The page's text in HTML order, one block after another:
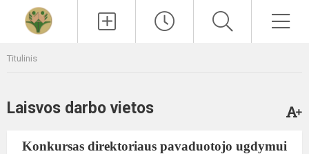
Titulinis
Laisvos darbo vietos
Konkursas direktoriaus pavaduotojo ugdymui